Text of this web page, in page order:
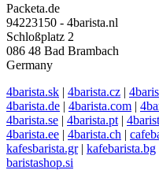
Packeta.de
94223150 - 4barista.nl
Schloßplatz 2
086 48 Bad Brambach
Germany
4barista.sk | 4barista.cz |
4barista.de | 4barista.com |
4barista.se | 4barista.pt |
4barista.ee | 4barista.ch |
kafesbarista.gr| kafebarista.bg
baristashop.si